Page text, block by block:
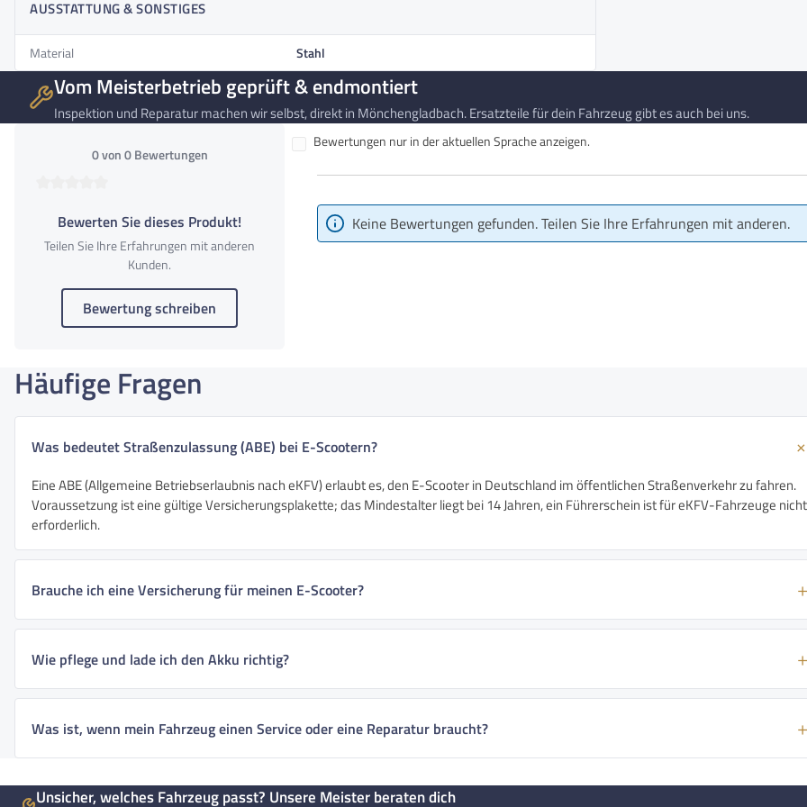
AUSSTATTUNG & SONSTIGES
Material Stahl
Vom Meisterbetrieb geprüft & endmontiert
Inspektion und Reparatur machen wir selbst, direkt in Mönchengladbach. Ersatzteile für dein Fahrzeug gibt es auch bei uns.
0 von 0 Bewertungen
Bewerten Sie dieses Produkt!
Teilen Sie Ihre Erfahrungen mit anderen
Kunden.
Bewertung schreiben
Bewertungen nur in der aktuellen Sprache anzeigen.
Keine Bewertungen gefunden. Teilen Sie Ihre Erfahrungen mit anderen.
Häufige Fragen
Was bedeutet Straßenzulassung (ABE) bei E-Scootern?
Eine ABE (Allgemeine Betriebserlaubnis nach eKFV) erlaubt es, den E-Scooter in Deutschland im öffentlichen Straßenverkehr zu fahren.
Voraussetzung ist eine gültige Versicherungsplakette; das Mindestalter liegt bei 14 Jahren, ein Führerschein ist für eKFV-Fahrzeuge nicht
erforderlich.
Brauche ich eine Versicherung für meinen E-Scooter?
Wie pflege und lade ich den Akku richtig?
Was ist, wenn mein Fahrzeug einen Service oder eine Reparatur braucht?
Unsicher, welches Fahrzeug passt? Unsere Meister beraten dich